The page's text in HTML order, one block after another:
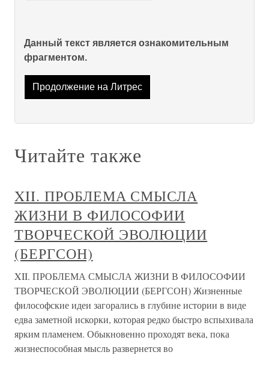
Данный текст является ознакомительным
фрагментом.
Продолжение на Литрес
Читайте также
XII. ПРОБЛЕМА СМЫСЛА
ЖИЗНИ В ФИЛОСОФИИ
ТВОРЧЕСКОЙ ЭВОЛЮЦИИ
(БЕРГСОН)
XII. ПРОБЛЕМА СМЫСЛА ЖИЗНИ В ФИЛОСОФИИ
ТВОРЧЕСКОЙ ЭВОЛЮЦИИ (БЕРГСОН) Жизненные
философские идеи загорались в глубине истории в виде
едва заметной искорки, которая редко быстро вспыхивала
ярким пламенем. Обыкновенно проходят века, пока
жизнеспособная мысль развернется во